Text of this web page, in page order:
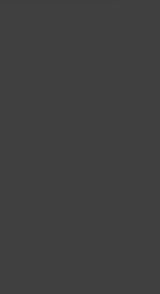
vår. Vi deler
nettstedet
den
for dem,
av